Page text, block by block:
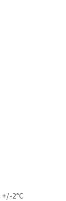
2°C